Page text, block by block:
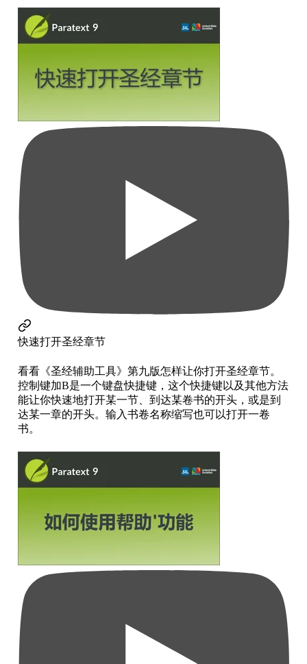
快速打开圣经章节
看看《圣经辅助工具》第九版怎样让你打开圣经章节。
控制键加B是一个键盘快捷键，这个快捷键以及其他方法
能让你快速地打开某一节、到达某卷书的开头，或是到
达某一章的开头。输入书卷名称缩写也可以打开一卷
书。